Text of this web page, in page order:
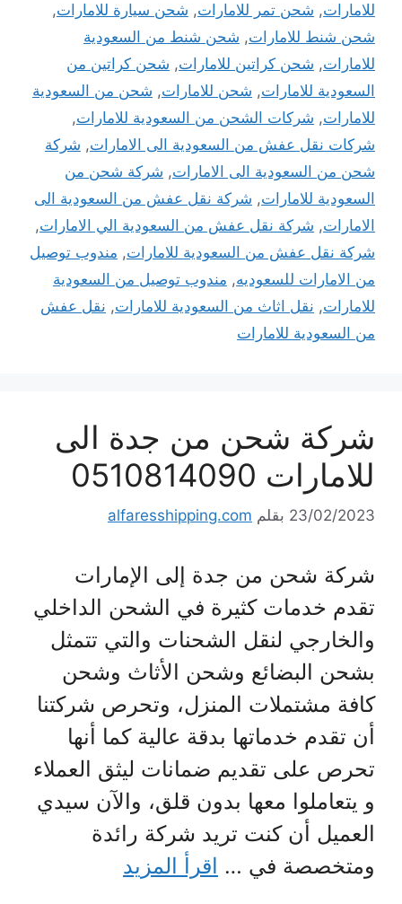
للامارات, شحن تمر للامارات, شحن سيارة للامارات,
شحن شنط للامارات, شحن شنط من السعودية
للامارات, شحن كراتين للامارات, شحن كراتين من
السعودية للامارات, شحن للامارات, شحن من السعودية
للامارات, شركات الشحن من السعودية للامارات,
شركات نقل عفش من السعودية الى الامارات, شركة
شحن من السعودية الى الامارات, شركة شحن من
السعودية للامارات, شركة نقل عفش من السعودية الى
الامارات, شركة نقل عفش من السعودية الي الامارات,
شركة نقل عفش من السعودية للامارات, مندوب توصيل
من الامارات للسعوديه, مندوب توصيل من السعودية
للامارات, نقل اثاث من السعودية للامارات, نقل عفش
من السعودية للامارات
شركة شحن من جدة الى
للامارات 0510814090
23/02/2023 بقلم alfaresshipping.com
شركة شحن من جدة إلى الإمارات
تقدم خدمات كثيرة في الشحن الداخلي
والخارجي لنقل الشحنات والتي تتمثل
بشحن البضائع وشحن الأثاث وشحن
كافة مشتملات المنزل، وتحرص شركتنا
أن تقدم خدماتها بدقة عالية كما أنها
تحرص على تقديم ضمانات ليثق العملاء
و يتعاملوا معها بدون قلق، والآن سيدي
العميل أن كنت تريد شركة رائدة
ومتخصصة في … اقرأ المزيد